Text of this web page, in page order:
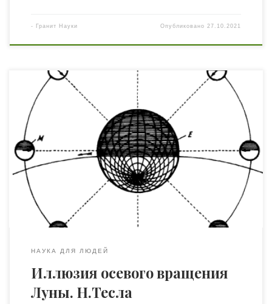
- Гранит Науки Опубликовано27.10.2021
«Electrical Experimenter», февраль, 1919 г. Знаменитые
научные заблуждения. Автор Никола Тесла С тех пор
как Галилей сделал свое открытие, общеизвестным стал
факт, что Луна, перемещаясь в пространстве, всегда
обращена к земле одной стороной. Это объясняется
тем, что, делая один оборот вокруг своей планеты-
матери, Луна совершает только один оборот вокруг
своей […]
НАУКА ДЛЯ ЛЮДЕЙ
Иллюзия осевого вращения
Луны. Н.Тесла